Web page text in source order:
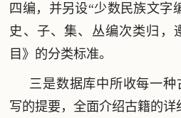
四编，并另设“少数民族文字
史、子、集、丛编次类归，
目》的分类标准。
三是数据库中所收每一
写的提要，全面介绍古籍的详